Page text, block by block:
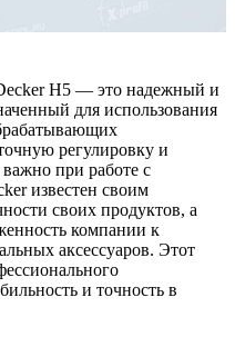
H5 — это надежный и
для использования
регулировку и
при работе с
известен своим
своих продуктов, а
компании к
аксессуаров. Этот
и точность в